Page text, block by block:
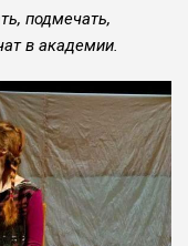
подмечать,
в академии.